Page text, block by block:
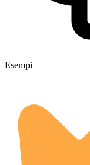
Esempi